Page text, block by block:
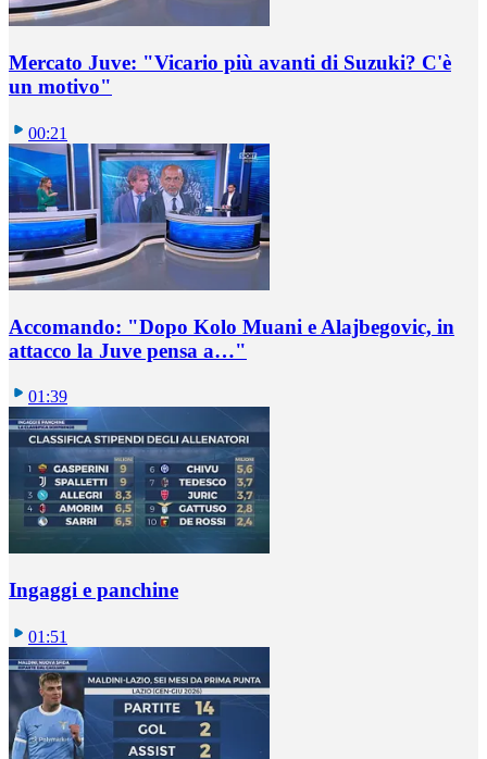
Mercato Juve: "Vicario più avanti di Suzuki? C'è
un motivo"
00:21
Accomando: "Dopo Kolo Muani e Alajbegovic, in
attacco la Juve pensa a…"
01:39
Ingaggi e panchine
01:51